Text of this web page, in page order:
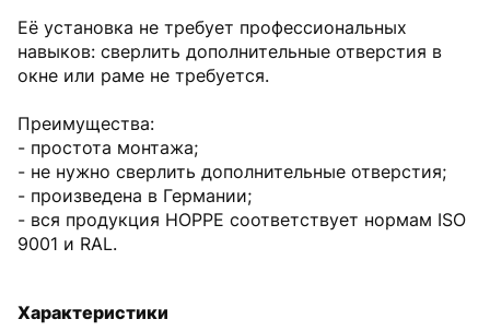
Её установка не требует профессиональных
навыков: сверлить дополнительные отверстия в
окне или раме не требуется.
Преимущества:
- простота монтажа;
- не нужно сверлить дополнительные отверстия;
- произведена в Германии;
- вся продукция HOPPE соответствует нормам ISO
9001 и RAL.
Характеристики